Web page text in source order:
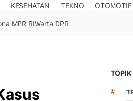
KESEHATAN TEKNO OTOMOTIF
MPR RIWarta DPR
TOPIK
#